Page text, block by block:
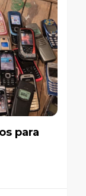
para